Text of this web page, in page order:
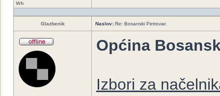
Vrh
Glazbenik Naslov: Re: Bosanski Petrovac
Općina
Izbori za